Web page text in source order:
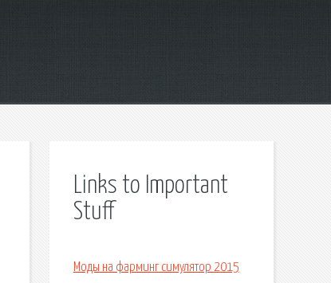
Links to Important
Stuff
Моды на фарминг симулятор 2015